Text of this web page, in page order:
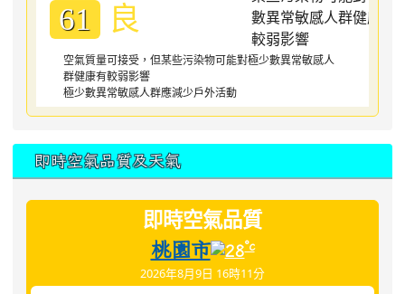
61 良
空氣質量可接受，但某些污染物可能對極少數異常敏感人
群健康有較弱影響
極少數異常敏感人群應減少戶外活動
即時空氣品質及天氣
即時空氣品質
桃園市 28°c
2026年8月9日 16時11分